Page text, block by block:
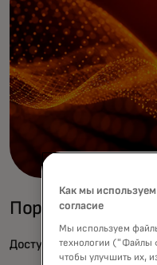
Портал
Доступ к порталу
Как мы
согласие
Мы используем
технологии ("Файлы
чтобы улучшить их,